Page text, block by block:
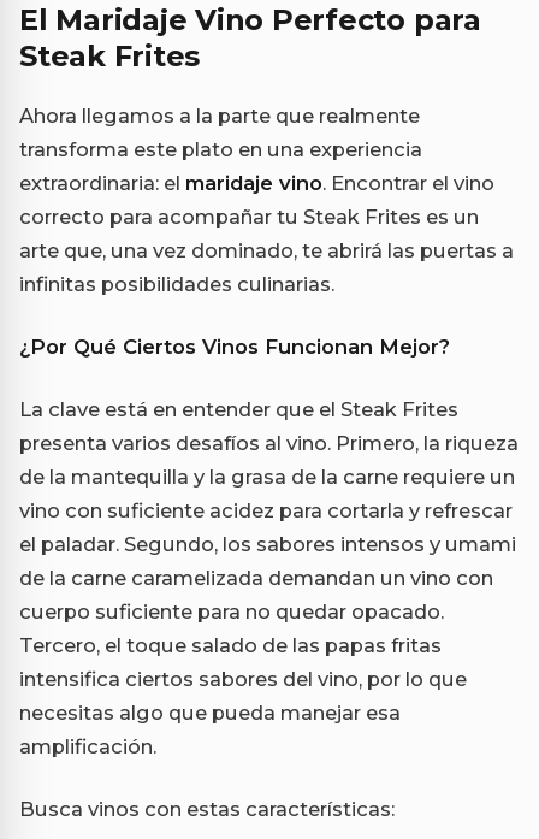
El Maridaje Vino Perfecto para
Steak Frites
Ahora llegamos a la parte que realmente
transforma este plato en una experiencia
extraordinaria: el maridaje vino. Encontrar el vino
correcto para acompañar tu Steak Frites es un
arte que, una vez dominado, te abrirá las puertas a
infinitas posibilidades culinarias.
¿Por Qué Ciertos Vinos Funcionan Mejor?
La clave está en entender que el Steak Frites
presenta varios desafíos al vino. Primero, la riqueza
de la mantequilla y la grasa de la carne requiere un
vino con suficiente acidez para cortarla y refrescar
el paladar. Segundo, los sabores intensos y umami
de la carne caramelizada demandan un vino con
cuerpo suficiente para no quedar opacado.
Tercero, el toque salado de las papas fritas
intensifica ciertos sabores del vino, por lo que
necesitas algo que pueda manejar esa
amplificación.
Busca vinos con estas características: